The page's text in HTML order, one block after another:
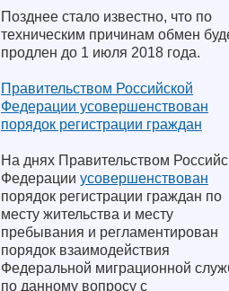
Позднее стало известно, что по
техническим причинам обмен
продлен до 1 июля 2018 года.
Правительством Российской
Федерации усовершенствован
порядок регистрации граждан
На днях Правительством
Федерации усовершенствован
порядок регистрации граждан по
месту жительства и месту
пребывания и регламентирован
порядок взаимодействия
Федеральной миграционной
по данному вопросу с